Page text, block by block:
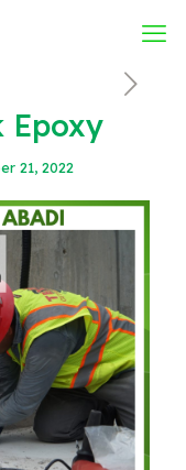
Epoxy
21, 2022